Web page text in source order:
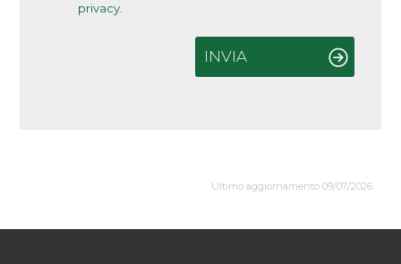
privacy.
INVIA
Ultimo aggiornamento 09/07/2026